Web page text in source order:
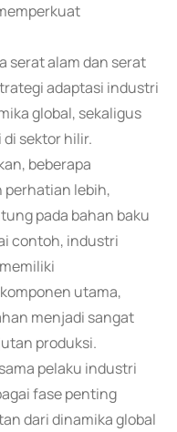
serat alam dan serat
adaptasi industri
global, sekaligus
sektor hilir.
beberapa
perhatian lebih,
pada bahan baku
contoh, industri
utama,
menjadi sangat
produksi.
pelaku industri
fase penting
dari dinamika global